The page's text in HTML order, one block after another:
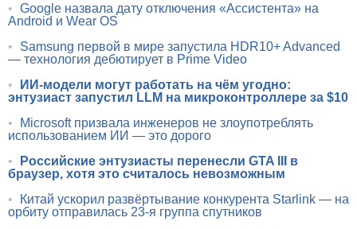
• Google назвала дату отключения «Ассистента» на
Android и Wear OS
•
Samsung первой в мире запустила HDR10+ Advanced
— технология дебютирует в Prime Video
•
ИИ-модели могут работать на чём угодно:
энтузиаст запустил LLM на микроконтроллере за $10
•
Microsoft призвала инженеров не злоупотреблять
использованием ИИ — это дорого
•
Российские энтузиасты перенесли GTA III в
браузер, хотя это считалось невозможным
•
Китай ускорил развёртывание конкурента Starlink — на
орбиту отправилась 23-я группа спутников